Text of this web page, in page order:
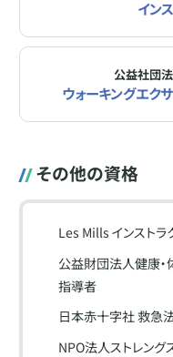
イン
公益社団
ウォーキングエク
その他の資格
Les Mills インストラ
公益財団法人健康
指導者
日本赤十字社 救急
NPO法人ストレング